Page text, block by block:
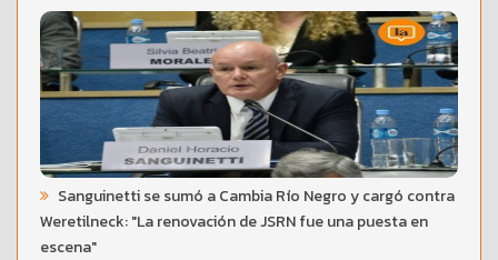
Sanguinetti se sumó a Cambia Río Negro y cargó contra
Weretilneck: "La renovación de JSRN fue una puesta en
escena"